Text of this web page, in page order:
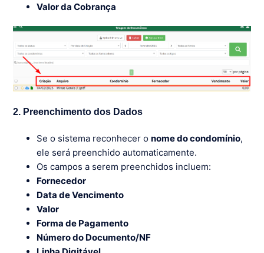
Valor da Cobrança
2. Preenchimento dos Dados
Se o sistema reconhecer onome do condomínio,
ele será preenchido automaticamente.
Os campos a serem preenchidos incluem:
Fornecedor
Data de Vencimento
Valor
Forma de Pagamento
Número do Documento/NF